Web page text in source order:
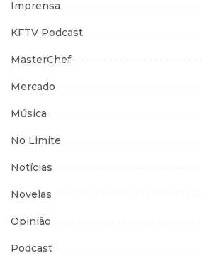
Imprensa
KFTV Podcast
MasterChef
Mercado
Música
No Limite
Notícias
Novelas
Opinião
Podcast